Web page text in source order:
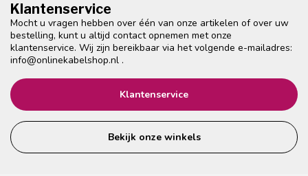
Klantenservice
Mocht u vragen hebben over één van onze artikelen of over uw
bestelling, kunt u altijd contact opnemen met onze
klantenservice. Wij zijn bereikbaar via het volgende e-mailadres:
info@onlinekabelshop.nl .
Klantenservice
Bekijk onze winkels